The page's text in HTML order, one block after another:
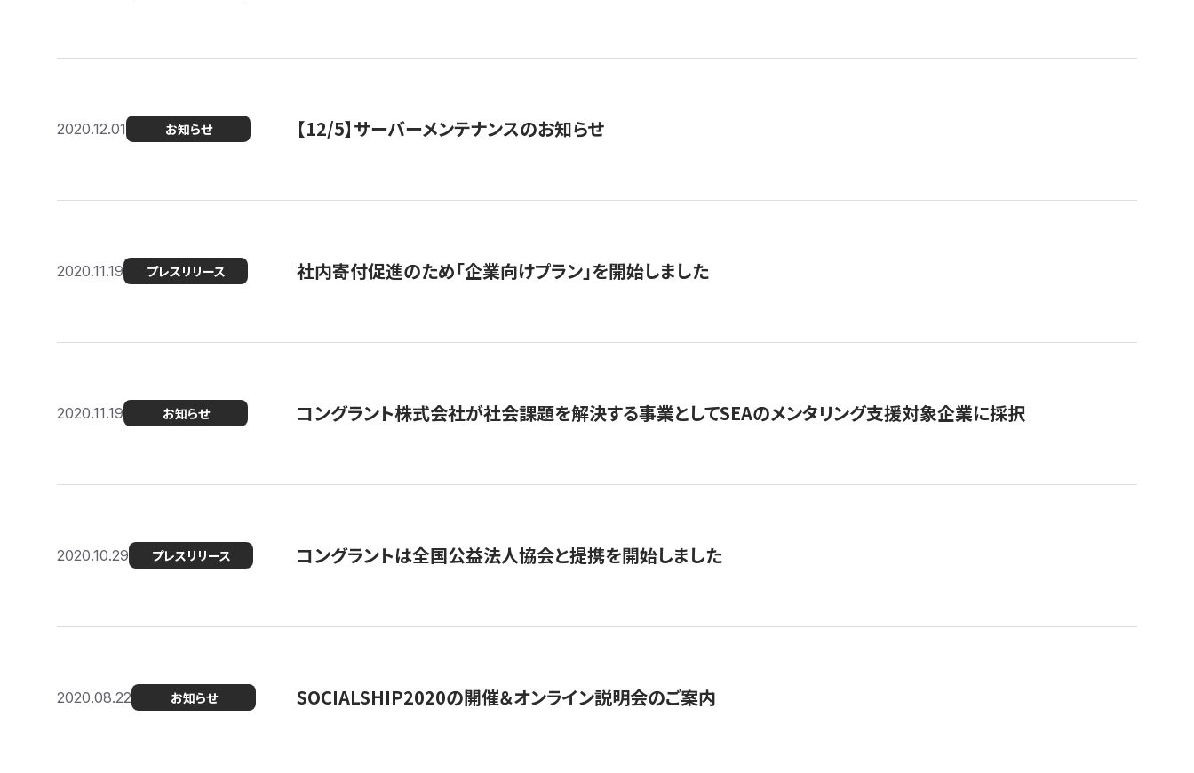
2020.12.01 お知らせ 【12/5】サーバーメンテナンスのお知らせ
2020.11.19 プレスリリース 社内寄付促進のため「企業向けプラン」を開始しました
2020.11.19 お知らせ コングラント株式会社が社会課題を解決する事業としてSEAのメンタリング支援対象企業に採択
2020.10.29 プレスリリース コングラントは全国公益法人協会と提携を開始しました
2020.08.22 お知らせ SOCIALSHIP2020の開催＆オンライン説明会のご案内